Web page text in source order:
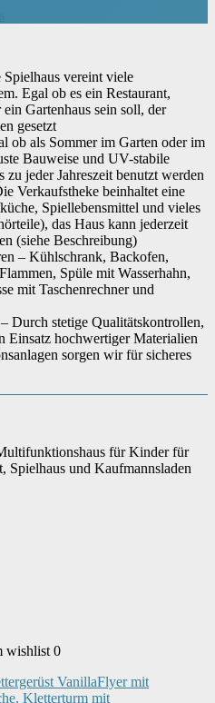
‎Nein
‎Kunststoff
‎Nein
‎25.6 kg
vereint viele
Egal ob es ein Restaurant,
Gartenhaus sein soll, der
gesetzt
ob als Sommer im Garten oder im
Bauweise und UV-stabile
zu jeder Jahreszeit benutzt werden
Verkaufstheke beinhaltet eine
Spiellebensmittel und vieles
das Haus kann jederzeit
(siehe Beschreibung)
– Kühlschrank, Backofen,
Spüle mit Wasserhahn,
mit Taschenrechner und
Durch stetige Qualitätskontrollen,
Einsatz hochwertiger Materialien
sorgen wir für sicheres
für Kinder für
Spielhaus und Kaufmannsladen
wishlist 0